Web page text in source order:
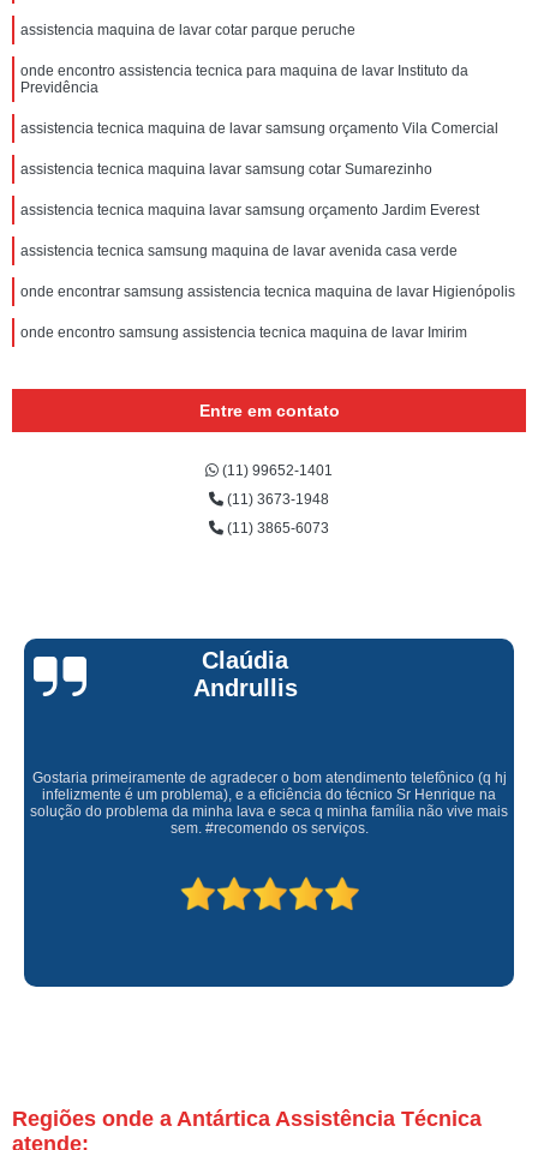
assistencia maquina de lavar cotar parque peruche
onde encontro assistencia tecnica para maquina de lavar Instituto da
Previdência
assistencia tecnica maquina de lavar samsung orçamento Vila Comercial
assistencia tecnica maquina lavar samsung cotar Sumarezinho
assistencia tecnica maquina lavar samsung orçamento Jardim Everest
assistencia tecnica samsung maquina de lavar avenida casa verde
onde encontrar samsung assistencia tecnica maquina de lavar Higienópolis
onde encontro samsung assistencia tecnica maquina de lavar Imirim
Entre em contato
(11) 99652-1401
(11) 3673-1948
(11) 3865-6073
Claúdia
Andrullis
Gostaria primeiramente de agradecer o bom atendimento telefônico (q hj
infelizmente é um problema), e a eficiência do técnico Sr Henrique na
solução do problema da minha lava e seca q minha família não vive mais
sem. #recomendo os serviços.
Regiões onde a Antártica Assistência Técnica
atende: